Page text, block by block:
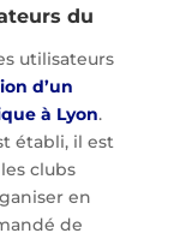
du
utilisateurs
d’un
à Lyon.
établi, il est
clubs
en
de